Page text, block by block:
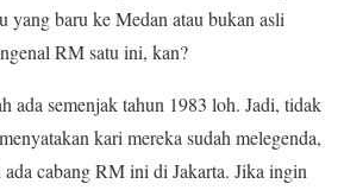
yang baru ke Medan atau bukan asli
RM satu ini, kan?
ada semenjak tahun 1983 loh. Jadi, tidak
kari mereka sudah melegenda,
cabang RM ini di Jakarta. Jika ingin